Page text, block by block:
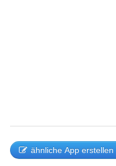
ähnliche App erstellen